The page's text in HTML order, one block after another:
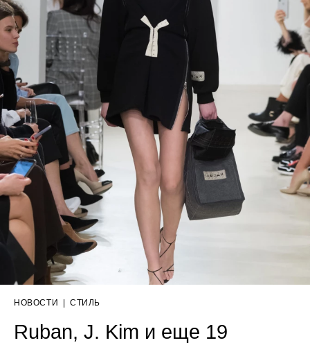
НОВОСТИ | СТИЛЬ
Ruban, J. Kim и еще 19